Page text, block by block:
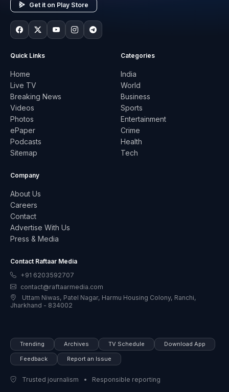
Get it on Play Store
Quick Links
Home
Live TV
Breaking News
Videos
Photos
ePaper
Podcasts
Sitemap
Categories
India
World
Business
Sports
Entertainment
Crime
Health
Tech
Company
About Us
Careers
Contact
Advertise With Us
Press & Media
Contact Raftaar Media
+91 6203592707
contact@raftaarmedia.com
Uttam Niwas, Patel Nagar, Harmu Housing Colony, Ranchi,
Jharkhand - 834002
Trending Archives TV Schedule Download App
Feedback Report an Issue
Trusted journalism • Responsible reporting